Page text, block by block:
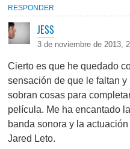
RESPONDER
JESS
3 de noviembre de 2013,
Cierto es que he quedado
sensación de que le faltan y
sobran cosas para
película. Me ha encantado la
banda sonora y la actuación
Jared Leto.